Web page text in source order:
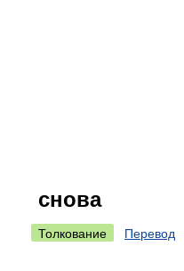
снова
Толкование Перевод